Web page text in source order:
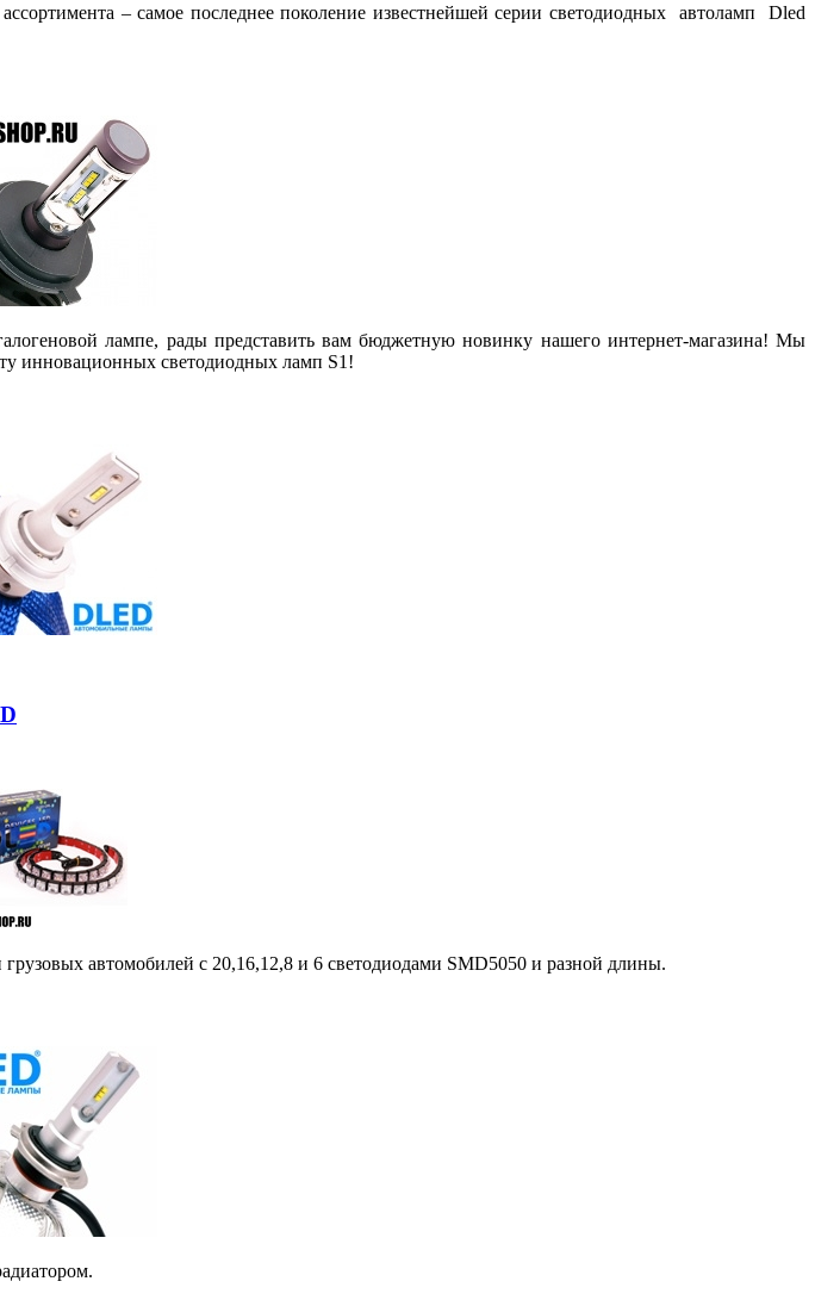
– самое последнее поколение известнейшей серии светодиодных автоламп Dled
лампе, рады представить вам бюджетную новинку нашего интернет-магазина! Мы
инновационных светодиодных ламп S1!
автомобилей с 20,16,12,8 и 6 светодиодами SMD5050 и разной длины.